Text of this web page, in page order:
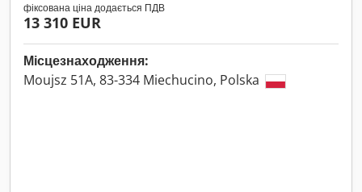
фіксована ціна додається ПДВ
13 310 EUR
Місцезнаходження:
Moujsz 51A, 83-334 Miechucino, Polska